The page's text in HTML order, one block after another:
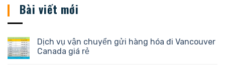
Bài viết mới
Dịch vụ vận chuyển gửi hàng hóa đi Vancouver
Canada giá rẻ